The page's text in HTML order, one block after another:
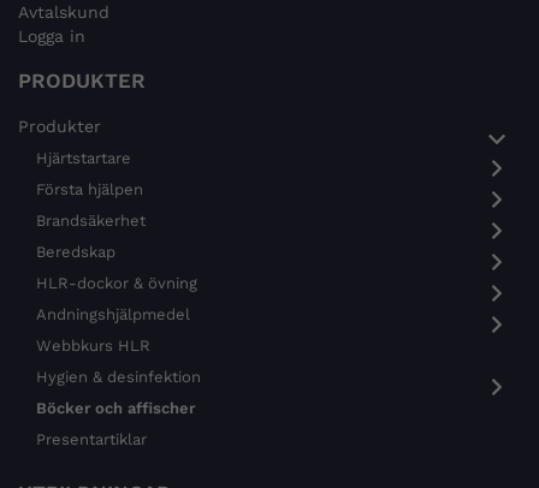
Avtalskund
Logga in
PRODUKTER
Produkter
Hjärtstartare
Första hjälpen
Brandsäkerhet
Beredskap
HLR-dockor & övning
Andningshjälpmedel
Webbkurs HLR
Hygien & desinfektion
Böcker och affischer
Presentartiklar